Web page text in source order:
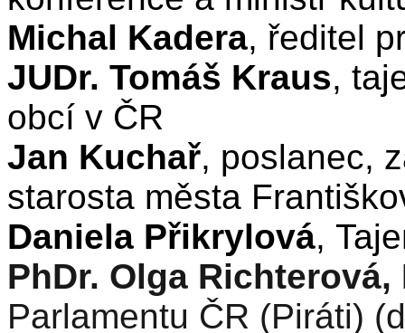
Michal Kadera, ředitel
JUDr. Tomáš Kraus,
obcí v ČR
Jan Kuchař, poslanec,
starosta města
Daniela Přikrylová,
PhDr. Olga Richterová,
Parlamentu ČR (Piráti)